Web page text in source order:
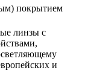
покрытием
линзы с
и